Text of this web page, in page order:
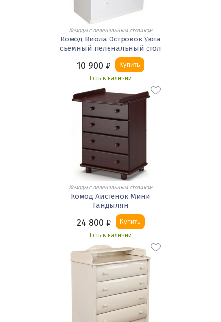
Комоды с пеленальным столиком
Комод Виола Островок Уюта
съемный пеленальный стол
10 900 ₽ Купить
Есть в наличии
Комоды с пеленальным столиком
Комод Аистенок Мини
Гандылян
24 800 ₽ Купить
Есть в наличии